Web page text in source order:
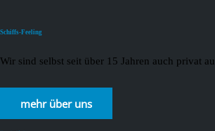
Schiffs-Feeling
Wir sind selbst seit über 15 Jahren auch privat
mehr über uns